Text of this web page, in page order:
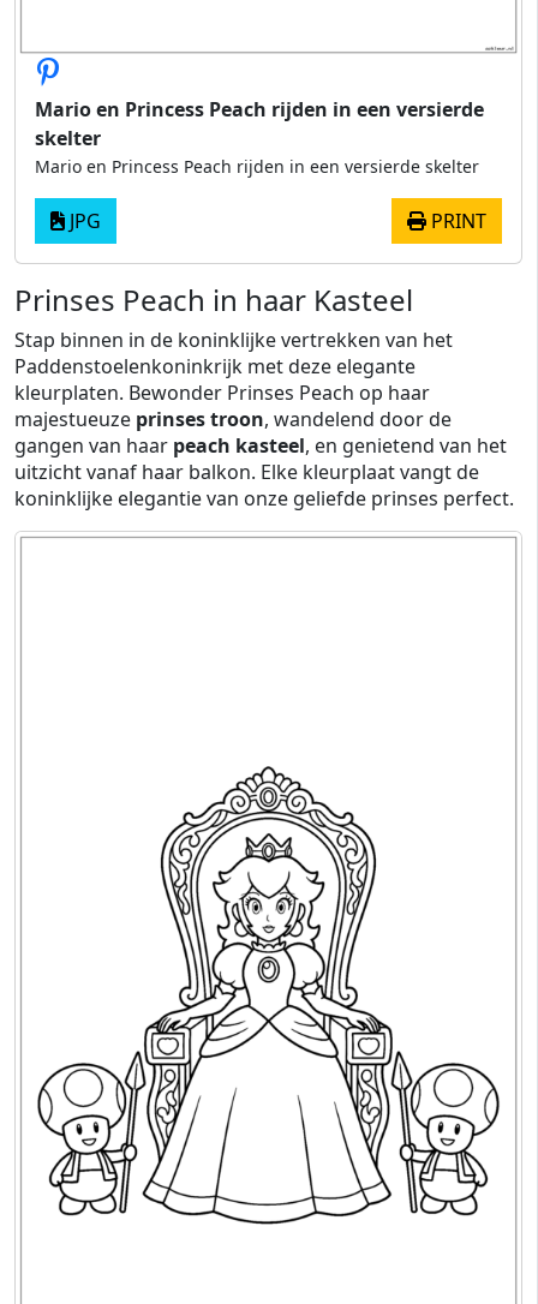
Mario en Princess Peach rijden in een versierde
skelter
Mario en Princess Peach rijden in een versierde skelter
JPG PRINT
Prinses Peach in haar Kasteel
Stap binnen in de koninklijke vertrekken van het
Paddenstoelenkoninkrijk met deze elegante
kleurplaten. Bewonder Prinses Peach op haar
majestueuze prinses troon, wandelend door de
gangen van haar peach kasteel, en genietend van het
uitzicht vanaf haar balkon. Elke kleurplaat vangt de
koninklijke elegantie van onze geliefde prinses perfect.